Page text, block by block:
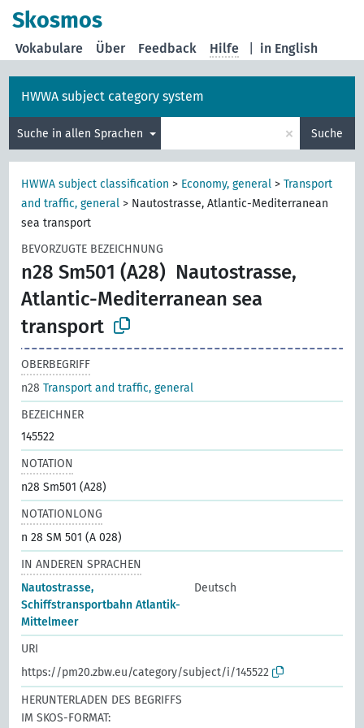
Skosmos
in English
Vokabulare Über Feedback Hilfe
HWWA subject category system
Suche in allen Sprachen × Suche
HWWA subject classification > Economy, general >Transport
and traffic, general > Nautostrasse, Atlantic-Mediterranean
sea transport
BEVORZUGTE BEZEICHNUNG
n28 Sm501 (A28) Nautostrasse,
Atlantic-Mediterranean sea
transport
OBERBEGRIFF
n28Transport and traffic, general
BEZEICHNER
145522
NOTATION
n28 Sm501 (A28)
NOTATIONLONG
n 28 SM 501 (A 028)
IN ANDEREN SPRACHEN
Nautostrasse,
Schiffstransportbahn Atlantik-
Mittelmeer
Deutsch
URI
https://pm20.zbw.eu/category/subject/i/145522
HERUNTERLADEN DES BEGRIFFS
IM SKOS-FORMAT: